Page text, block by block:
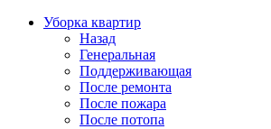
Уборка квартир
Назад
Генеральная
Поддерживающая
После ремонта
После пожара
После потопа